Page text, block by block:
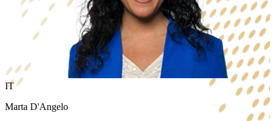
IT
Marta D'Angelo